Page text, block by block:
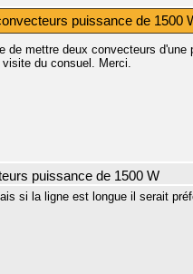
puissance de 1500
de mettre deux convecteurs
du consuel. Merci.
puissance de 1500 W
si la ligne est longue il serait